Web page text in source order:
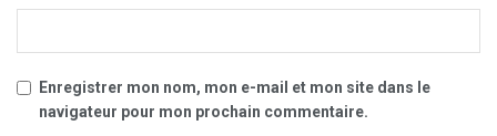
Enregistrer mon nom, mon e-mail et mon site dans le
navigateur pour mon prochain commentaire.